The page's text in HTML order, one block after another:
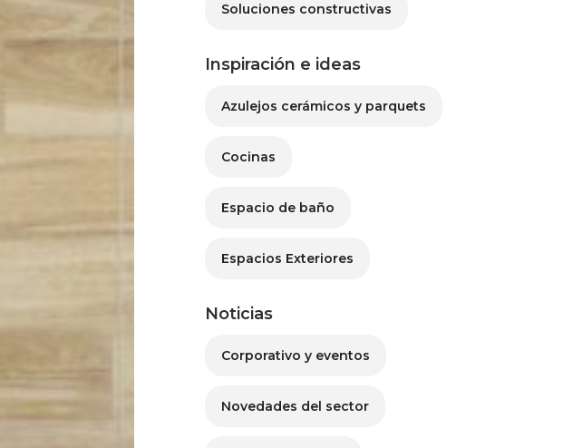
Soluciones constructivas
Inspiración e ideas
Azulejos cerámicos y parquets
Cocinas
Espacio de baño
Espacios Exteriores
Noticias
Corporativo y eventos
Novedades del sector